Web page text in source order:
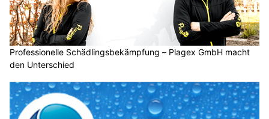
Professionelle Schädlingsbekämpfung – Plagex GmbH macht
den Unterschied